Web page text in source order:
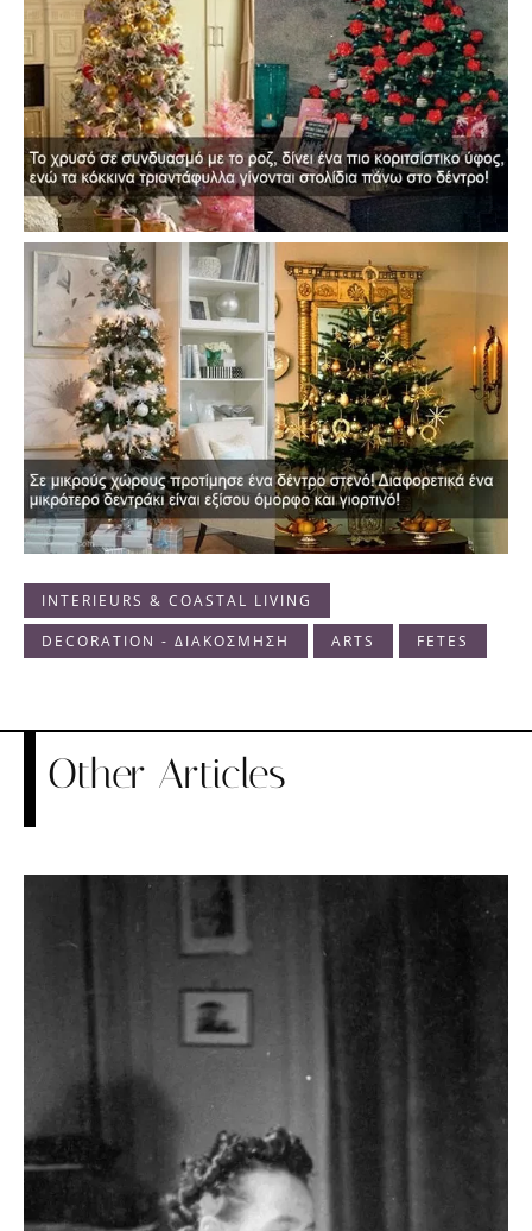
INTERIEURS & COASTAL LIVING
DECORATION - ΔΙΑΚΟΣΜΗΣΗ
ARTS FETES
Other Articles